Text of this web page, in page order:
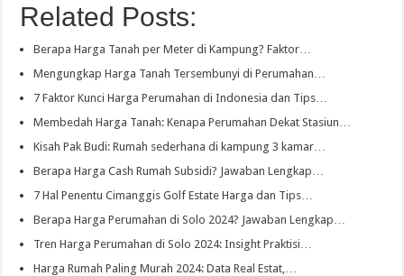
Related Posts:
Berapa Harga Tanah per Meter di Kampung? Faktor…
Mengungkap Harga Tanah Tersembunyi di Perumahan…
7 Faktor Kunci Harga Perumahan di Indonesia dan Tips…
Membedah Harga Tanah: Kenapa Perumahan Dekat Stasiun…
Kisah Pak Budi: Rumah sederhana di kampung 3 kamar…
Berapa Harga Cash Rumah Subsidi? Jawaban Lengkap…
7 Hal Penentu Cimanggis Golf Estate Harga dan Tips…
Berapa Harga Perumahan di Solo 2024? Jawaban Lengkap…
Tren Harga Perumahan di Solo 2024: Insight Praktisi…
Harga Rumah Paling Murah 2024: Data Real Estat,…